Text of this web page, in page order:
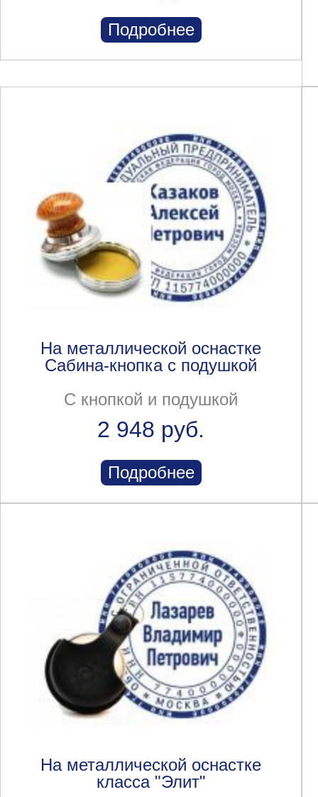
Подробнее
На металлической оснастке
Сабина-кнопка с подушкой
С кнопкой и подушкой
2 948 руб.
Подробнее
На металлической оснастке
класса "Элит"